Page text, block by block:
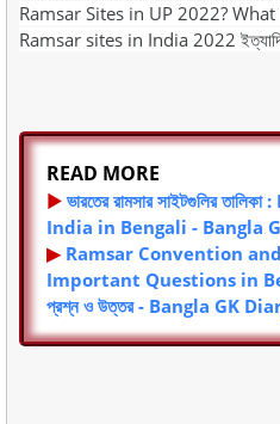
Ramsar Sites in UP 2022?
Ramsar sites in India 2022
READ MORE
▶ ভারতের রামসার সাইটগুলির
India in Bengali - Bangla
▶ Ramsar Convention
Important Questions in
প্রশ্ন ও উত্তর - Bangla GK